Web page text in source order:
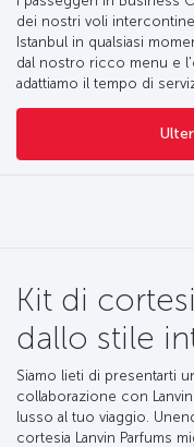
dei nostri voli
Istanbul in qualsiasi
dal nostro ricco menu e
adattiamo il tempo di
Kit di
dallo stile
Siamo lieti di presentarti
collaborazione con
lusso al tuo viaggio.
cortesia Lanvin Parfums